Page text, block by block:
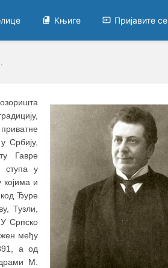
Књиге Пријавите се
Србију,
Гавре
ступа у
којима и
Ђуре
Тузли,
Српско
међу
а од
М.